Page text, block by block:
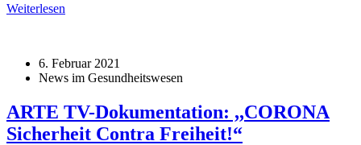
Weiterlesen
6. Februar 2021
News im Gesundheitswesen
ARTE TV-Dokumentation: ,,CORONA
Sicherheit Contra Freiheit!“